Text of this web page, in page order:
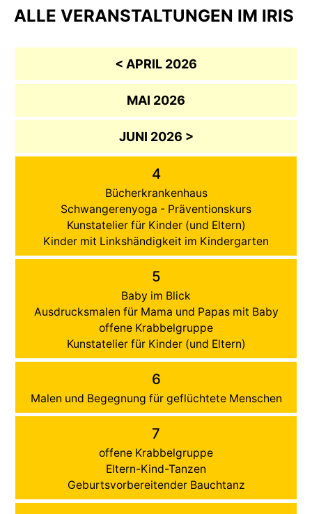
ALLE VERANSTALTUNGEN IM IRIS
< APRIL 2026
MAI 2026
JUNI 2026 >
4
Bücherkrankenhaus
Schwangerenyoga - Präventionskurs
Kunstatelier für Kinder (und Eltern)
Kinder mit Linkshändigkeit im Kindergarten
5
Baby im Blick
Ausdrucksmalen für Mama und Papas mit Baby
offene Krabbelgruppe
Kunstatelier für Kinder (und Eltern)
6
Malen und Begegnung für geflüchtete Menschen
7
offene Krabbelgruppe
Eltern-Kind-Tanzen
Geburtsvorbereitender Bauchtanz